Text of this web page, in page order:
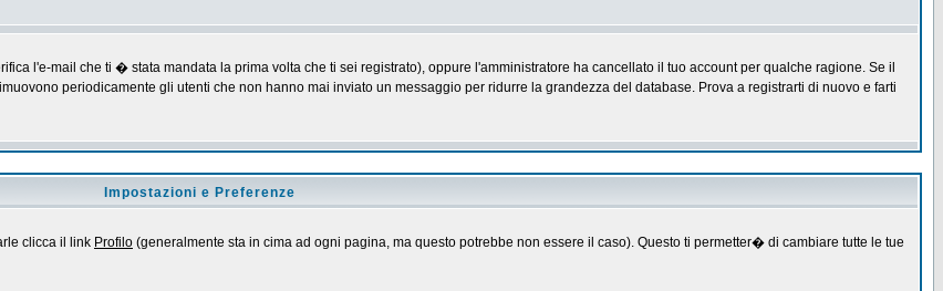
l'e-mail che ti � stata mandata la prima volta che ti sei registrato), oppure l'amministratore ha cancellato il tuo account per qualche ragione. Se il
periodicamente gli utenti che non hanno mai inviato un messaggio per ridurre la grandezza del database. Prova a registrarti di nuovo e farti
Impostazioni e Preferenze
clicca il link Profilo (generalmente sta in cima ad ogni pagina, ma questo potrebbe non essere il caso). Questo ti permetter� di cambiare tutte le tue